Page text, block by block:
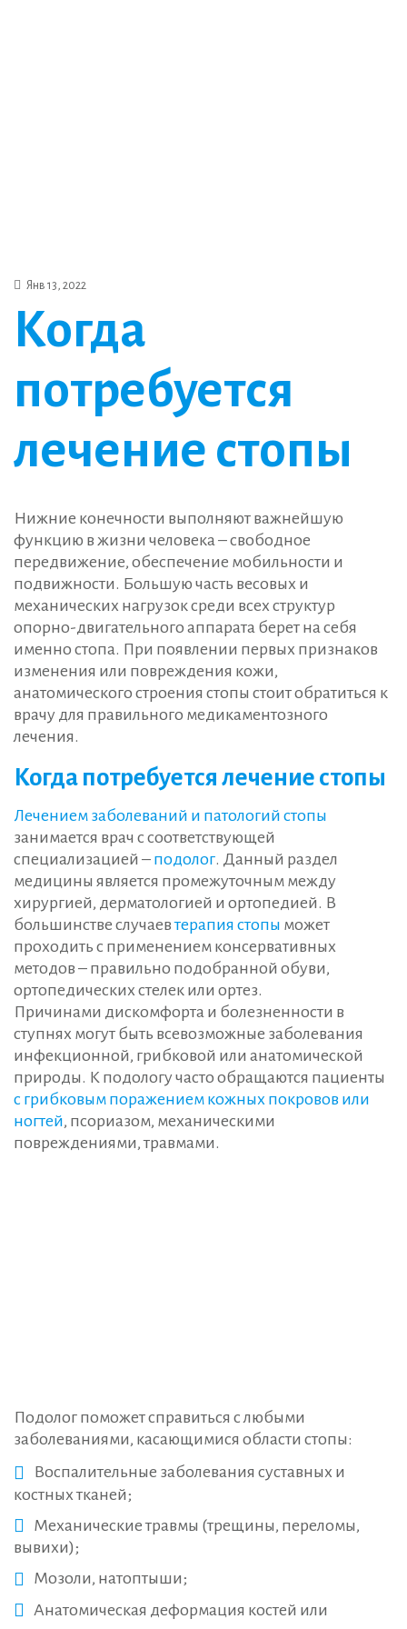
Янв 13, 2022
Когда
потребуется
лечение стопы
Нижние конечности выполняют важнейшую
функцию в жизни человека – свободное
передвижение, обеспечение мобильности и
подвижности. Большую часть весовых и
механических нагрузок среди всех структур
опорно-двигательного аппарата берет на себя
именно стопа. При появлении первых признаков
изменения или повреждения кожи,
анатомического строения стопы стоит обратиться к
врачу для правильного медикаментозного
лечения.
Когда потребуется лечение стопы
Лечением заболеваний и патологий стопы
занимается врач с соответствующей
специализацией – подолог. Данный раздел
медицины является промежуточным между
хирургией, дерматологией и ортопедией. В
большинстве случаевтерапия стопы может
проходить с применением консервативных
методов – правильно подобранной обуви,
ортопедических стелек или ортез.
Причинами дискомфорта и болезненности в
ступнях могут быть всевозможные заболевания
инфекционной, грибковой или анатомической
природы. К подологу часто обращаются пациенты
с грибковым поражением кожных покровов или
ногтей, псориазом, механическими
повреждениями, травмами.
Подолог поможет справиться с любыми
заболеваниями, касающимися области стопы:
Воспалительные заболевания суставных и
костных тканей;
Механические травмы (трещины, переломы,
вывихи);
Мозоли, натоптыши;
Анатомическая деформация костей или